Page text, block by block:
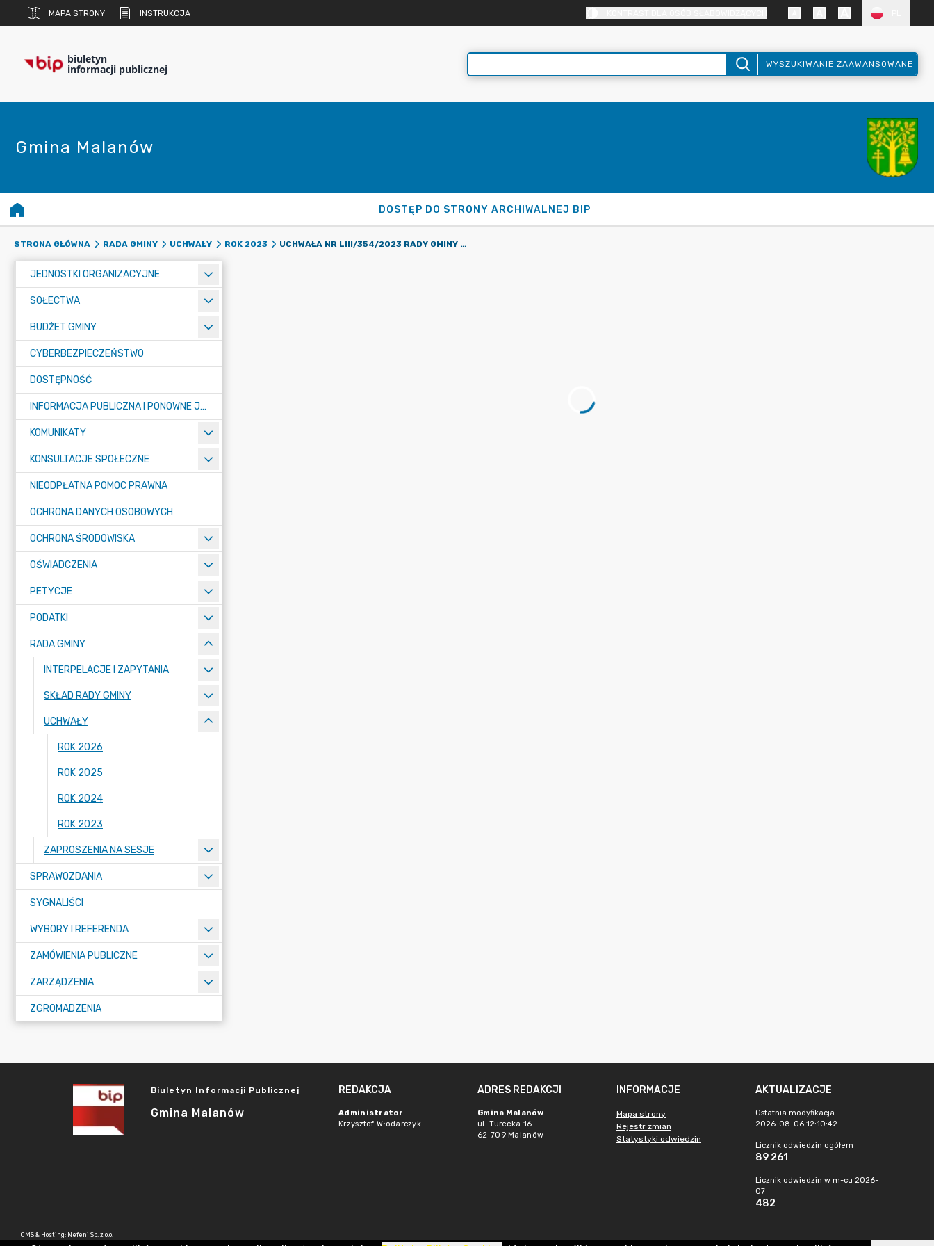
MAPA STRONY INSTRUKCJA
biuletyn
informacji publicznej WYSZUKIWANIE ZAAWANSOWANE
Gmina Malanów
DOSTĘP DO STRONY ARCHIWALNEJ BIP
STRONA GŁÓWNA RADA GMINY UCHWAŁY ROK 2023 UCHWAŁA NR LIII/354/2023 RADY GMINY MALANÓW Z DNIA 28 WRZEŚNIA 2023 R. W SPRAWIE ZMIAN W BUDŻECIE GMINY NA 2023 ROK
JEDNOSTKI ORGANIZACYJNE
SOŁECTWA
BUDŻET GMINY
CYBERBEZPIECZEŃSTWO
DOSTĘPNOŚĆ
INFORMACJA PUBLICZNA I PONOWNE JEJ WYKORZYSTYWANIE
KOMUNIKATY
KONSULTACJE SPOŁECZNE
NIEODPŁATNA POMOC PRAWNA
OCHRONA DANYCH OSOBOWYCH
OCHRONA ŚRODOWISKA
OŚWIADCZENIA
PETYCJE
PODATKI
RADA GMINY
INTERPELACJE I ZAPYTANIA
SKŁAD RADY GMINY
UCHWAŁY
ROK 2026
ROK 2025
ROK 2024
ROK 2023
ZAPROSZENIA NA SESJE
SPRAWOZDANIA
SYGNALIŚCI
WYBORY I REFERENDA
ZAMÓWIENIA PUBLICZNE
ZARZĄDZENIA
ZGROMADZENIA
Biuletyn Informacji Publicznej
Gmina Malanów
REDAKCJA
Administrator
Krzysztof Włodarczyk
ADRES REDAKCJI
Gmina Malanów
ul. Turecka 16
62-709 Malanów
INFORMACJE
Mapa strony
Rejestr zmian
Statystyki odwiedzin
AKTUALIZACJE
Ostatnia modyfikacja
2026-08-06 12:10:42
Licznik odwiedzin ogółem
89 261
Licznik odwiedzin w m-cu 2026-
07
482
CMS & Hosting: Nefeni Sp. z o.o.